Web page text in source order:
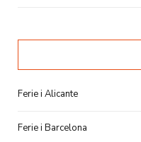
Ferie i Alicante
Ferie i Barcelona